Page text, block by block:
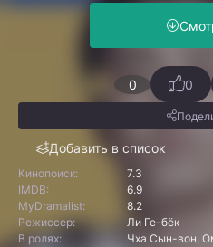
0
Добавить в список
0
Кинопоиск:
7.3
IMDB:
6.9
MyDramalist:
8.2
Режиссер:
Ли Ге-бёк
В ролях:
Чха Сын-вон,